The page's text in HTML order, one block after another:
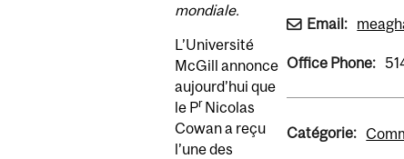
mondiale.
L’Université
McGill annonce
aujourd’hui que
le Pr Nicolas
Cowan a reçu
l’une des
Email:
Office Phone:
Catégorie: